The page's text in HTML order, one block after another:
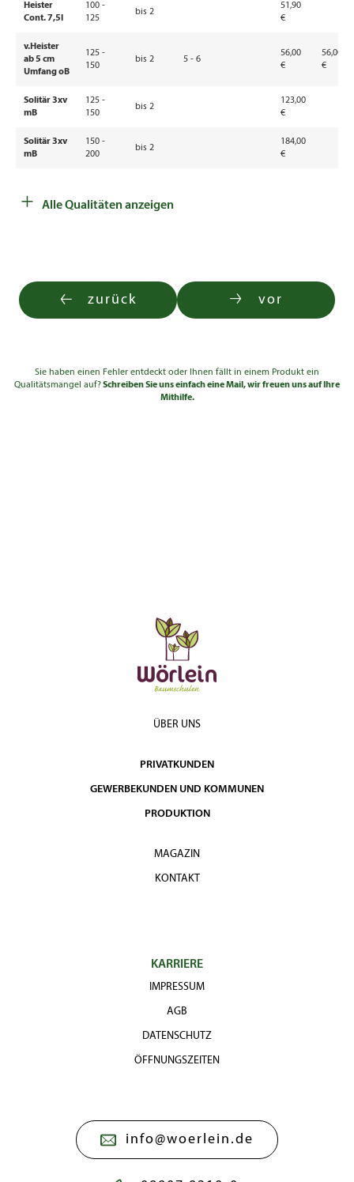
Heister
Cont. 7,5l
100 -
125
bis 2
51,90
€
v.Heister
ab 5 cm
Umfang oB
125 -
150
bis 2 5 - 6
56,00
€
56,00
€
Solitär 3xv
mB
125 -
150
bis 2
123,00
€
Solitär 3xv
mB
150 -
200
bis 2
184,00
€
mB
+ Alle Qualitäten anzeigen
zurück vor
Sie haben einen Fehler entdeckt oder Ihnen fällt in einem Produkt ein
Qualitätsmangel auf?Schreiben Sie uns einfach eine Mail, wir freuen uns auf Ihre
Mithilfe.
ÜBER UNS
PRIVATKUNDEN
GEWERBEKUNDEN UND KOMMUNEN
PRODUKTION
MAGAZIN
KONTAKT
KARRIERE
IMPRESSUM
AGB
DATENSCHUTZ
ÖFFNUNGSZEITEN
info@woerlein.de